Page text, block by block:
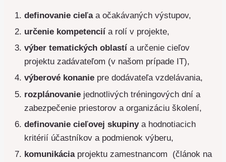
definovanie cieľaa očakávaných výstupov,
určenie kompetencií a rolí v projekte,
výber tematických oblastí a určenie cieľov
projektu zadávateľom (v našom prípade IT),
výberové konanie pre dodávateľa vzdelávania,
rozplánovanie jednotlivých tréningových dní a
zabezpečenie priestorov a organizáciu školení,
definovanie cieľovej skupinya hodnotiacich
kritérií účastníkov a podmienok výberu,
komunikáciaprojektu zamestnancom (článok na